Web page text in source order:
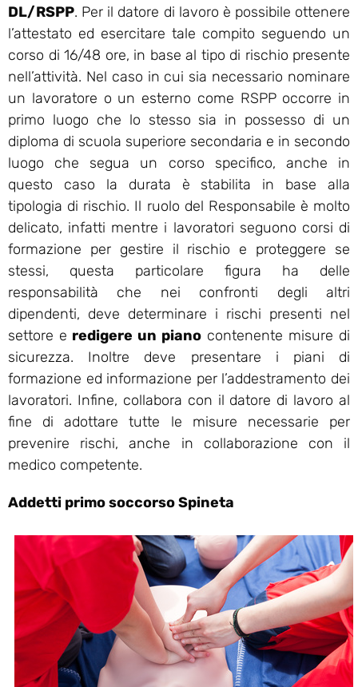
DL/RSPP. Per il datore di lavoro è possibile ottenere
l’attestato ed esercitare tale compito seguendo un
corso di 16/48 ore, in base al tipo di rischio presente
nell’attività. Nel caso in cui sia necessario nominare
un lavoratore o un esterno come RSPP occorre in
primo luogo che lo stesso sia in possesso di un
diploma di scuola superiore secondaria e in secondo
luogo che segua un corso specifico, anche in
questo caso la durata è stabilita in base alla
tipologia di rischio. Il ruolo del Responsabile è molto
delicato, infatti mentre i lavoratori seguono corsi di
formazione per gestire il rischio e proteggere se
stessi, questa particolare figura ha delle
responsabilità che nei confronti degli altri
dipendenti, deve determinare i rischi presenti nel
settore e redigere un piano contenente misure di
sicurezza. Inoltre deve presentare i piani di
formazione ed informazione per l’addestramento dei
lavoratori. Infine, collabora con il datore di lavoro al
fine di adottare tutte le misure necessarie per
prevenire rischi, anche in collaborazione con il
medico competente.
Addetti primo soccorso Spineta